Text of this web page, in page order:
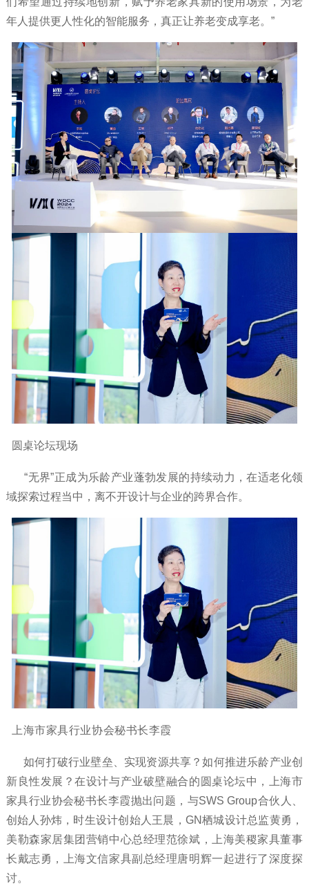
年人提供更人性化的智能服务，真正让养老变成享老。”
圆桌论坛现场
“无界”正成为乐龄产业蓬勃发展的持续动力，在适老化领
域探索过程当中，离不开设计与企业的跨界合作。
上海市家具行业协会秘书长李霞
如何打破行业壁垒、实现资源共享？如何推进乐龄产业创
新良性发展？在设计与产业破壁融合的圆桌论坛中，上海市
家具行业协会秘书长李霞抛出问题，与SWS Group合伙人、
创始人孙炜，时生设计创始人王晨，GN栖城设计总监黄勇，
美勒森家居集团营销中心总经理范徐斌，上海美稷家具董事
长戴志勇，上海文信家具副总经理唐明辉一起进行了深度探
讨。